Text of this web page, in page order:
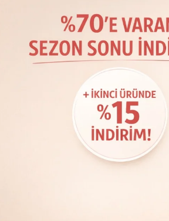
İade ve degişimlerde kargo gidiş-geliş alıcıya aittir.